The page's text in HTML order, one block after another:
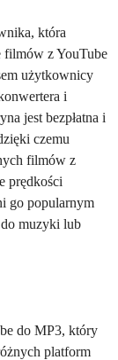
która
filmów z YouTube
użytkownicy
i
jest bezpłatna i
czemu
filmów z
prędkości
go popularnym
muzyki lub
do MP3, który
platform